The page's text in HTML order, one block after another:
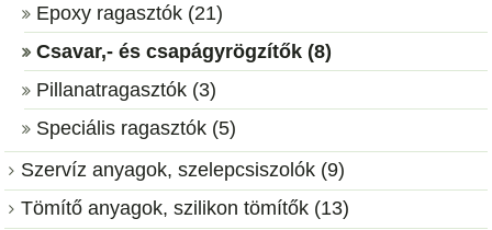
Epoxy ragasztók (21)
Csavar,- és csapágyrögzítők (8)
Pillanatragasztók (3)
Speciális ragasztók (5)
Szervíz anyagok, szelepcsiszolók (9)
Tömítő anyagok, szilikon tömítők (13)